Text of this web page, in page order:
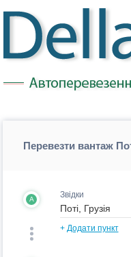
Перевезти вантаж
A Звідки
+ Додати пункт